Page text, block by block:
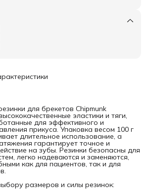
для брекетов Chipmunk
эластики и тяги,
для эффективного и
прикуса. Упаковка весом 100 г
длительное использование, а
гарантирует точное и
на зубы. Резинки безопасны для
легко надеваются и заменяются,
как для пациентов, так и для
размеров и силы резинок: